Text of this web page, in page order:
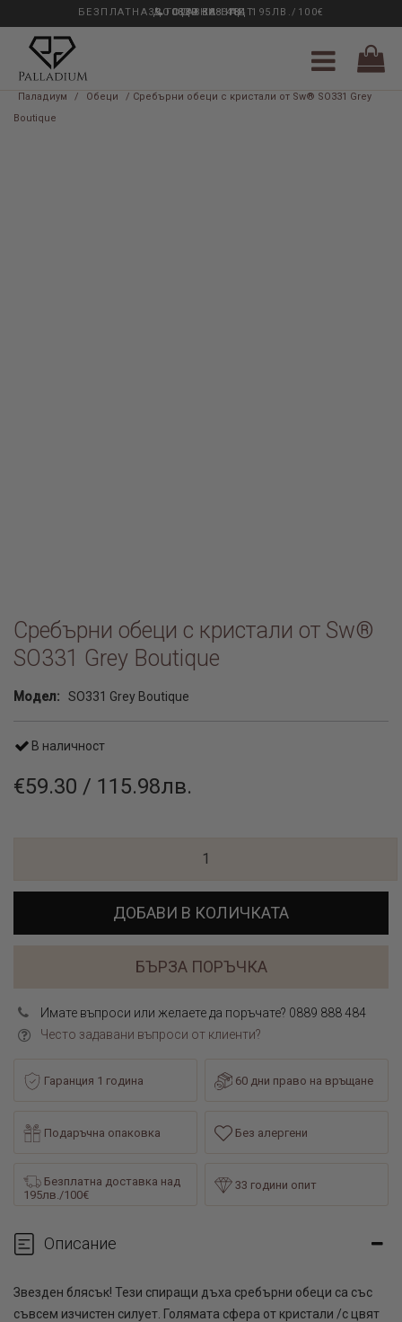
33 ГОДИНИ ОПИТ
БЕЗПЛАТНА ДОСТАВКА НАД 195ЛВ./100€
0889 888 484
Паладиум / Обеци
/ Сребърни обеци с кристали от Sw® SO331 Grey
Boutique
Сребърни обеци с кристали от Sw®
SO331 Grey Boutique
Модел: SO331 Grey Boutique
В наличност
€59.30 / 115.98лв.
ДОБАВИ В КОЛИЧКАТА
БЪРЗА ПОРЪЧКА
Имате въпроси или желаете да поръчате? 0889 888 484
Често задавани въпроси от клиенти?
Гаранция 1 година 60 дни право на връщане
Подаръчна опаковка Без алергени
Безплатна доставка над
195лв./100€
33 години опит
Описание
Звезден блясък! Тези спиращи дъха сребърни обеци са със
съвсем изчистен силует. Голямата сфера от кристали /с цвят